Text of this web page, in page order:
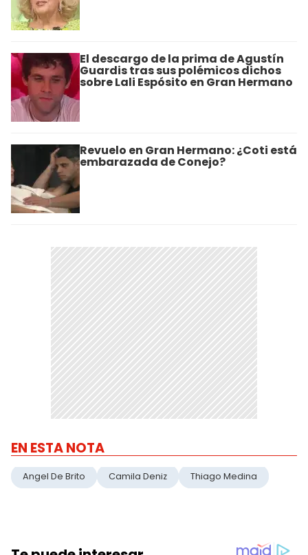
El descargo de la prima de Agustín
Guardis tras sus polémicos dichos
sobre Lali Espósito en Gran Hermano
Revuelo en Gran Hermano: ¿Coti está
embarazada de Conejo?
EN ESTA NOTA
Angel De Brito Camila Deniz Thiago Medina